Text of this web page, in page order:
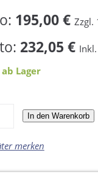
195,00 € Zzgl.
232,05 €
Lager
In den Warenkorb
merken